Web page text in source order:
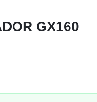
GX160